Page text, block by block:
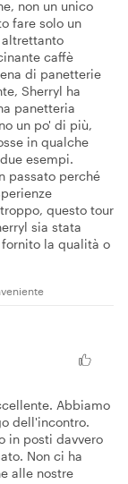
non un unico
fare solo un
caffè
di panetterie
Sherryl ha
panetteria
un po' di più,
in qualche
esempi.
passato perché
questo tour
sia stata
la qualità o
Abbiamo
dell'incontro.
in posti davvero
Non ci ha
alle nostre